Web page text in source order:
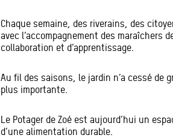
Chaque semaine, des riverains, des
avec l’accompagnement des
collaboration et d’apprentissage.
Au fil des saisons, le jardin n’a cessé de
plus importante.
Le Potager de Zoé est aujourd’hui un
d’une alimentation durable.